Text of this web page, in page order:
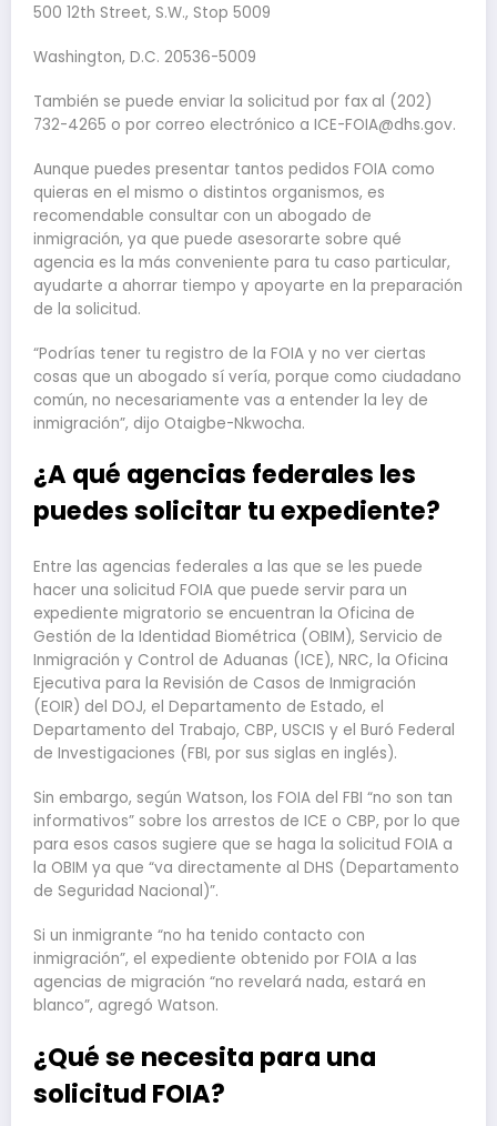
500 12th Street, S.W., Stop 5009
Washington, D.C. 20536-5009
También se puede enviar la solicitud por fax al (202)
732-4265 o por correo electrónico a ICE-FOIA@dhs.gov.
Aunque puedes presentar tantos pedidos FOIA como
quieras en el mismo o distintos organismos, es
recomendable consultar con un abogado de
inmigración, ya que puede asesorarte sobre qué
agencia es la más conveniente para tu caso particular,
ayudarte a ahorrar tiempo y apoyarte en la preparación
de la solicitud.
“Podrías tener tu registro de la FOIA y no ver ciertas
cosas que un abogado sí vería, porque como ciudadano
común, no necesariamente vas a entender la ley de
inmigración”, dijo Otaigbe-Nkwocha.
¿A qué agencias federales les
puedes solicitar tu expediente?
Entre las agencias federales a las que se les puede
hacer una solicitud FOIA que puede servir para un
expediente migratorio se encuentran la Oficina de
Gestión de la Identidad Biométrica (OBIM), Servicio de
Inmigración y Control de Aduanas (ICE), NRC, la Oficina
Ejecutiva para la Revisión de Casos de Inmigración
(EOIR) del DOJ, el Departamento de Estado, el
Departamento del Trabajo, CBP, USCIS y el Buró Federal
de Investigaciones (FBI, por sus siglas en inglés).
Sin embargo, según Watson, los FOIA del FBI “no son tan
informativos” sobre los arrestos de ICE o CBP, por lo que
para esos casos sugiere que se haga la solicitud FOIA a
la OBIM ya que “va directamente al DHS (Departamento
de Seguridad Nacional)”.
Si un inmigrante “no ha tenido contacto con
inmigración”, el expediente obtenido por FOIA a las
agencias de migración “no revelará nada, estará en
blanco”, agregó Watson.
¿Qué se necesita para una
solicitud FOIA?